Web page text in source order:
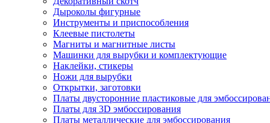
Дыроколы фигурные
Инструменты и приспособления
Клеевые пистолеты
Магниты и магнитные листы
Машинки для вырубки и комплектующие
Наклейки, стикеры
Ножи для вырубки
Открытки, заготовки
Платы двусторонние пластиковые для
Платы для 3D эмбоссирования
Платы металлические для эмбоссирования